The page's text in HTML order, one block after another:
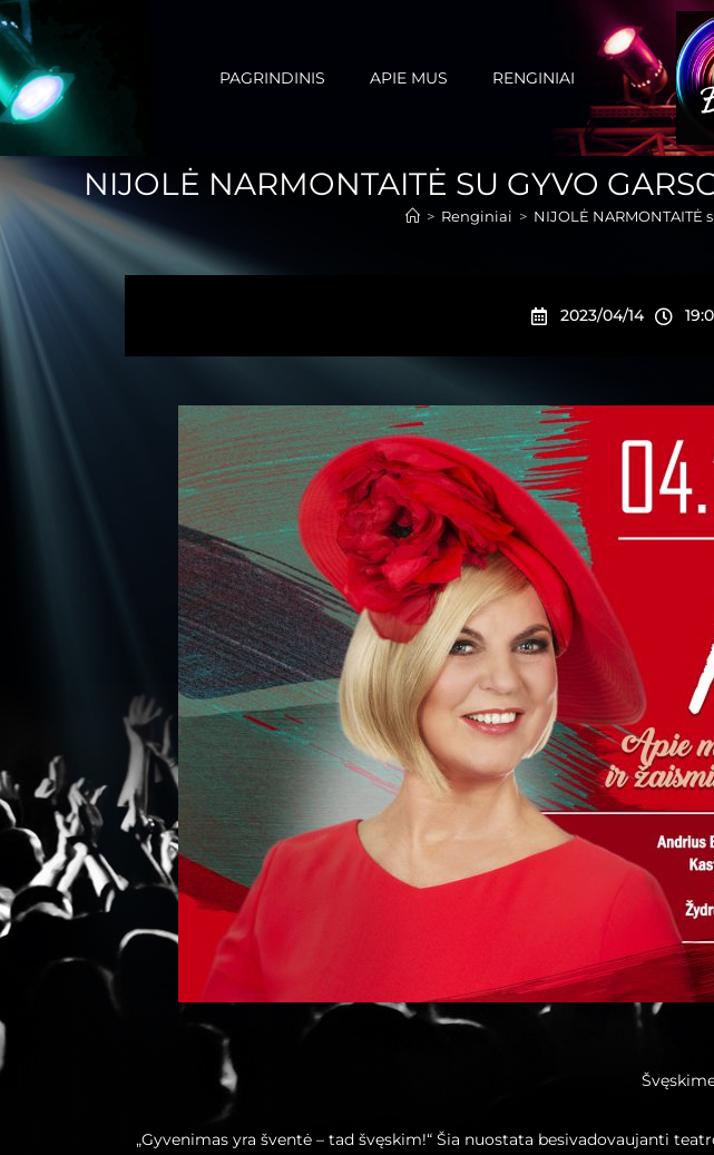
PAGRINDINIS APIE MUS RENGINIAI
NIJOLĖ NARMONTAITĖ SU GYVO
> Renginiai > NIJOLĖ
2023/04/14
„Gyvenimas yra šventė – tad švęskim!“ Šia nuostata besivadovaujanti